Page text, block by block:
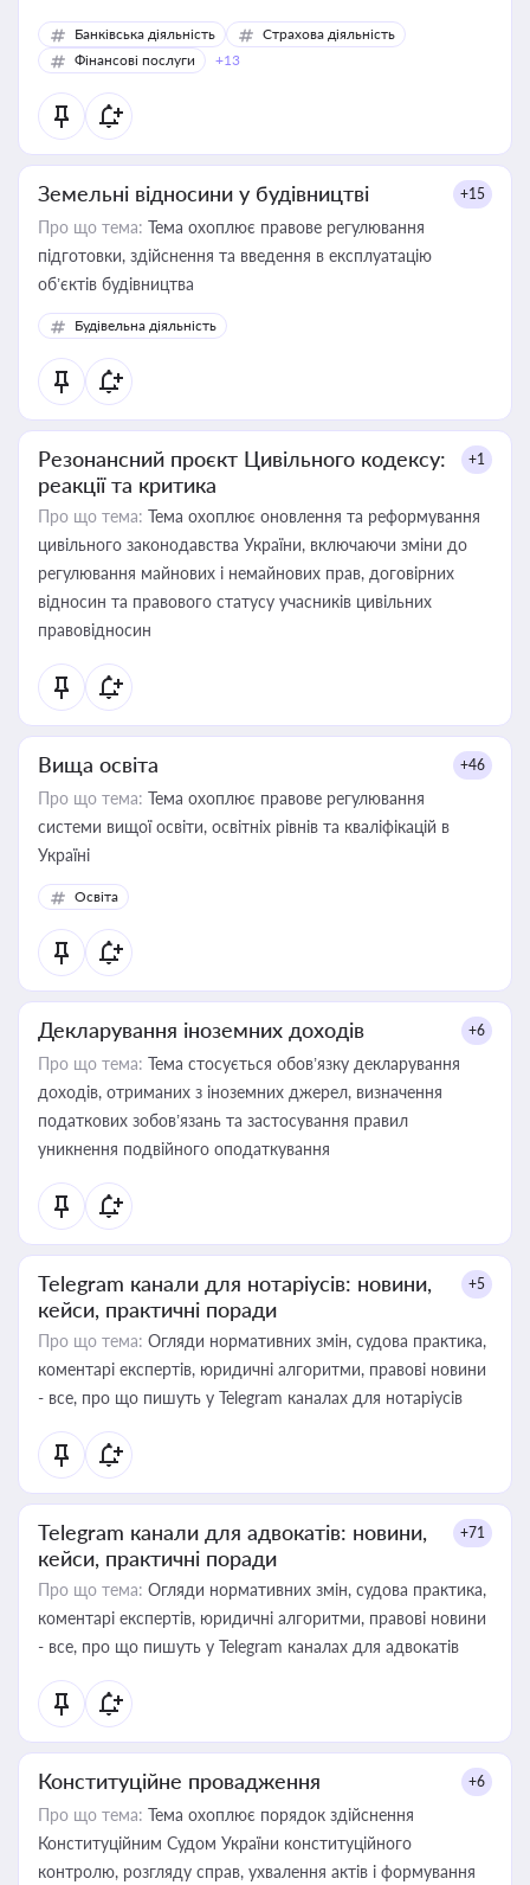
Банківська діяльність
Страхова діяльність
Фінансові послуги
+13
Земельні відносини у будівництві +15
Про що тема: Тема охоплює правове регулювання
підготовки, здійснення та введення в експлуатацію
об’єктів будівництва
Будівельна діяльність
Резонансний проєкт Цивільного кодексу:
реакції та критика
+1
Про що тема: Тема охоплює оновлення та реформування
цивільного законодавства України, включаючи зміни до
регулювання майнових і немайнових прав, договірних
відносин та правового статусу учасників цивільних
правовідносин
Вища освіта +46
Про що тема: Тема охоплює правове регулювання
системи вищої освіти, освітніх рівнів та кваліфікацій в
Україні
Освіта
Декларування іноземних доходів +6
Про що тема: Тема стосується обов’язку декларування
доходів, отриманих з іноземних джерел, визначення
податкових зобов’язань та застосування правил
уникнення подвійного оподаткування
Telegram канали для нотаріусів: новини,
кейси, практичні поради
+5
Про що тема: Огляди нормативних змін, судова практика,
коментарі експертів, юридичні алгоритми, правові новини
- все, про що пишуть у Telegram каналах для нотаріусів
Telegram канали для адвокатів: новини,
кейси, практичні поради
+71
Про що тема: Огляди нормативних змін, судова практика,
коментарі експертів, юридичні алгоритми, правові новини
- все, про що пишуть у Telegram каналах для адвокатів
Конституційне провадження +6
Про що тема: Тема охоплює порядок здійснення
Конституційним Судом України конституційного
контролю, розгляду справ, ухвалення актів і формування